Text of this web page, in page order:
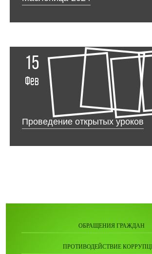
15
Фев
Проведение открытых уроков
ОБРАЩЕНИЯ ГРАЖДАН
ПРОТИВОДЕЙСТВИЕ